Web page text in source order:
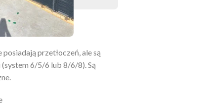
przetłoczeń, ale są
6/5/6 lub 8/6/8). Są